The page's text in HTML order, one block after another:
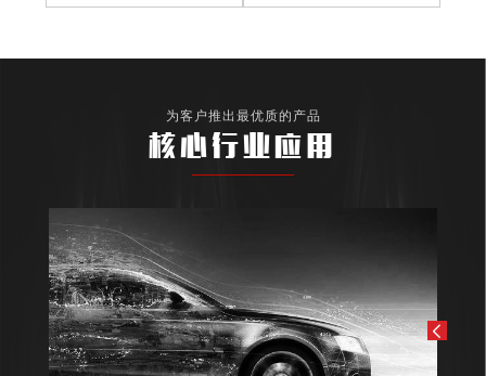
为客户推出最优质的产品
核心行业应用